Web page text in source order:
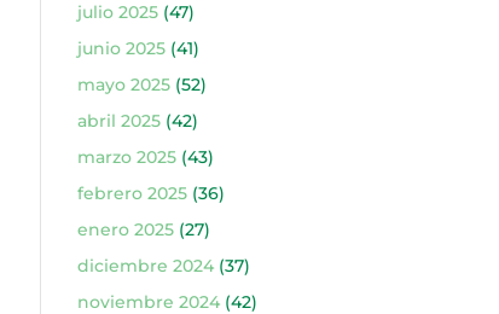
julio 2025(47)
junio 2025(41)
mayo 2025(52)
abril 2025(42)
marzo 2025(43)
febrero 2025(36)
enero 2025(27)
diciembre 2024(37)
noviembre 2024(42)